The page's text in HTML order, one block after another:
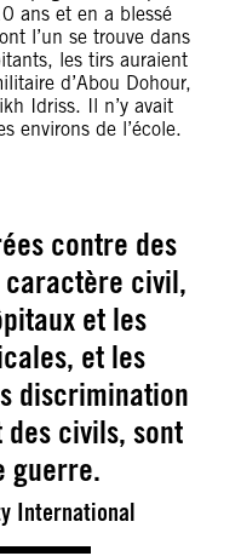
ans et en a blessé
l’un se trouve dans
les tirs auraient
d’Abou Dohour,
Idriss. Il n’y avait
environs de l’école.
contre des
caractère civil,
et les
et les
discrimination
civils, sont
guerre.
International